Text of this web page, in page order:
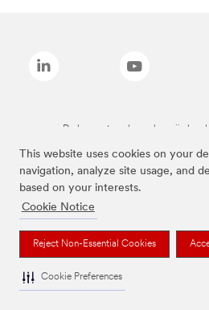
This website uses cookies on your
navigation, analyze site usage, and
based on your interests.
Cookie Notice
Reject Non-Essential Cookies
Cookie Preferences
De bovenstaande merken zijn